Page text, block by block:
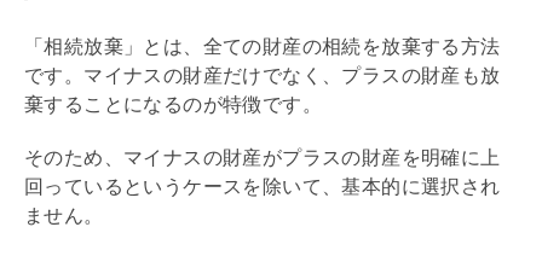
「相続放棄」とは、全ての財産の相続を放棄する方法
です。マイナスの財産だけでなく、プラスの財産も放
棄することになるのが特徴です。
そのため、マイナスの財産がプラスの財産を明確に上
回っているというケースを除いて、基本的に選択され
ません。